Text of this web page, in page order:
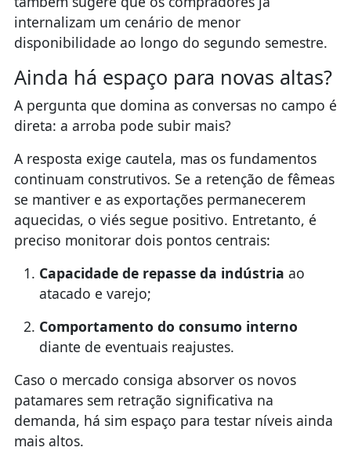
internalizam um cenário de menor
disponibilidade ao longo do segundo semestre.
Ainda há espaço para novas altas?
A pergunta que domina as conversas no campo é
direta: a arroba pode subir mais?
A resposta exige cautela, mas os fundamentos
continuam construtivos. Se a retenção de fêmeas
se mantiver e as exportações permanecerem
aquecidas, o viés segue positivo. Entretanto, é
preciso monitorar dois pontos centrais:
Capacidade de repasse da indústria ao
atacado e varejo;
Comportamento do consumo interno
diante de eventuais reajustes.
Caso o mercado consiga absorver os novos
patamares sem retração significativa na
demanda, há sim espaço para testar níveis ainda
mais altos.